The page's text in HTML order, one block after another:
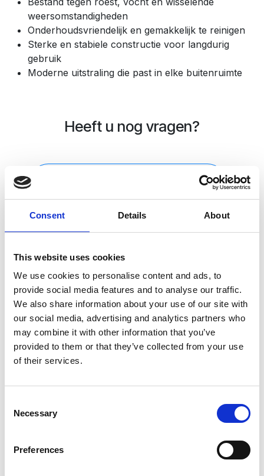
Consent Details About
This website uses cookies
We use cookies to personalise content and ads, to
provide social media features and to analyse our traffic.
We also share information about your use of our site with
our social media, advertising and analytics partners who
may combine it with other information that you’ve
provided to them or that they’ve collected from your use
of their services.
Selection
Necessary
Preferences
weersomstandigheden
Onderhoudsvriendelijk en gemakkelijk te reinigen
Sterke en stabiele constructie voor langdurig
gebruik
Moderne uitstraling die past in elke buitenruimte
Heeft u nog vragen?
Neem contact​ met ons op
Hoe moet u deze ligbedden
onderhouden?
Het onderhoud van aluminium ligbedden vraagt weinig
inspanning. Vaak volstaat het om het ligbed regelmatig
af te spoelen met water om vuil en stof te verwijderen.
bestanddelen. Dankzij de roestvrije eigenschappen
blijven aluminium ligbedden ook bij langdurige
Daarnaast kunt u steeds terecht bij onze eigen